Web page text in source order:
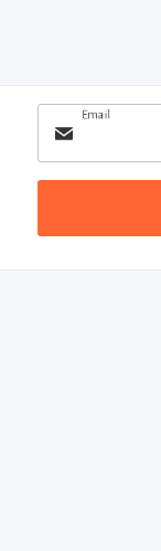
Email